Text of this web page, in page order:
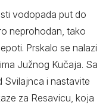
vodopada put do
neprohodan, tako
Prskalo se nalazi
Južnog Kučaja. Sa
Svilajnca i nastavite
za Resavicu, koja